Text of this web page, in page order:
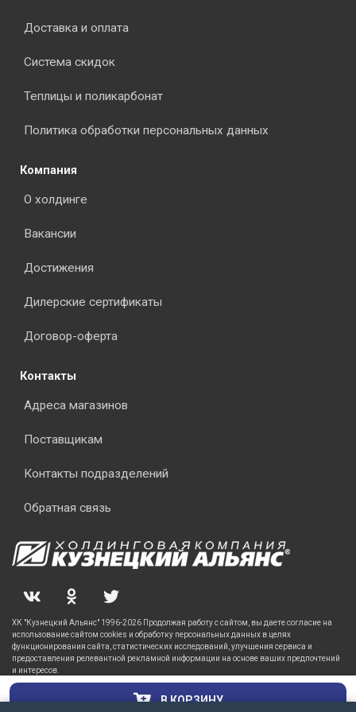
В КОРЗИНУ
Доставка и оплата
Система скидок
Теплицы и поликарбонат
Политика обработки персональных данных
Компания
О холдинге
Вакансии
Достижения
Дилерские сертификаты
Договор-оферта
Контакты
Адреса магазинов
Поставщикам
Контакты подразделений
Обратная связь
ХК "Кузнецкий Альянс" 1996-2026 Продолжая работу с сайтом, вы даете согласие на
использование сайтом cookies и обработку персональных данных в целях
функционирования сайта, статистических исследований, улучшения сервиса и
предоставления релевантной рекламной информации на основе ваших предпочтений
и интересов.